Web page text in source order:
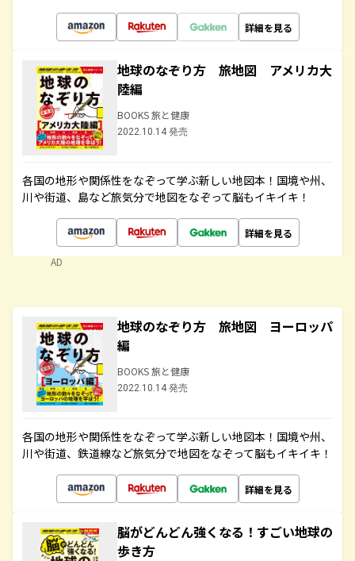
詳細を見る
地球のなぞり方 旅地図 アメリカ大
陸編
BOOKS 旅と健康
2022.10.14 発売
各国の地形や関係性をなぞって学ぶ新しい地図本！国境や州、
川や街道、島など旅気分で地図をなぞって脳もイキイキ！
詳細を見る
AD
地球のなぞり方 旅地図 ヨーロッパ
編
BOOKS 旅と健康
2022.10.14 発売
各国の地形や関係性をなぞって学ぶ新しい地図本！国境や州、
川や街道、鉄道線など旅気分で地図をなぞって脳もイキイキ！
詳細を見る
脳がどんどん強くなる！すごい地球の
歩き方